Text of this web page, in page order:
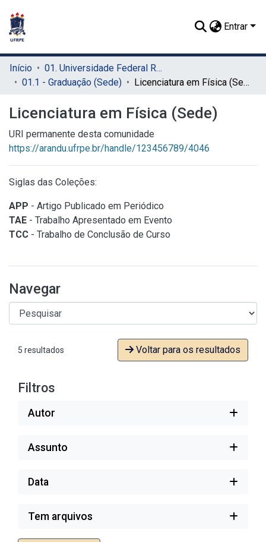
Entrar
Início
01. Universidade Federal Rural de Pernambuco - UFRPE (Sede)
01.1 - Graduação (Sede)
Licenciatura em Física (Sede)
Licenciatura em Física (Sede)
URI permanente desta comunidade
https://arandu.ufrpe.br/handle/123456789/4046
Siglas das Coleções:
APP - Artigo Publicado em Periódico
TAE - Trabalho Apresentado em Evento
TCC - Trabalho de Conclusão de Curso
Navegar
5 resultados Voltar para os resultados
Filtros
Autor
Assunto
Data
Tem arquivos